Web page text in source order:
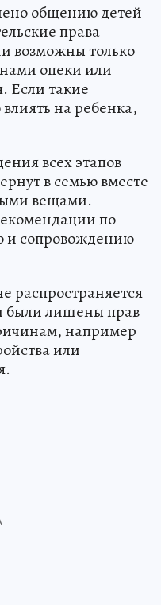
общению детей
права
возможны только
опеки или
Если такие
на ребенка,
всех этапов
в семью вместе
вещами.
по
и сопровождению
распространяется
были лишены прав
например
или